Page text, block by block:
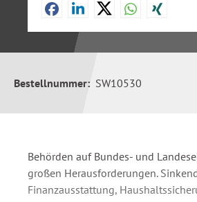
Bestellnummer: SW10530
Behörden auf Bundes- und
großen Herausforderungen.
Finanzausstattung,